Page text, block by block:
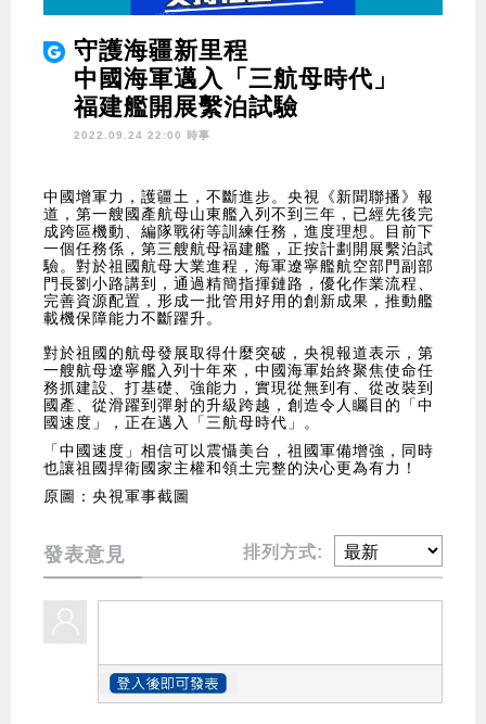
守護海疆新里程
中國海軍邁入「三航母時代」
福建艦開展繫泊試驗
2022.09.24 22:00 時事
中國增軍力，護疆土，不斷進步。央視《新聞聯播》報
道，第一艘國產航母山東艦入列不到三年，已經先後完
成跨區機動、編隊戰術等訓練任務，進度理想。目前下
一個任務係，第三艘航母福建艦，正按計劃開展繫泊試
驗。對於祖國航母大業進程，海軍遼寧艦航空部門副部
門長劉小路講到，通過精簡指揮鏈路，優化作業流程、
完善資源配置，形成一批管用好用的創新成果，推動艦
載機保障能力不斷躍升。
對於祖國的航母發展取得什麼突破，央視報道表示，第
一艘航母遼寧艦入列十年來，中國海軍始終聚焦使命任
務抓建設、打基礎、強能力，實現從無到有、從改裝到
國產、從滑躍到彈射的升級跨越，創造令人矚目的「中
國速度」，正在邁入「三航母時代」。
「中國速度」相信可以震懾美台，祖國軍備增強，同時
也讓祖國捍衛國家主權和領土完整的決心更為有力！
原圖：央視軍事截圖
發表意見 排列方式: